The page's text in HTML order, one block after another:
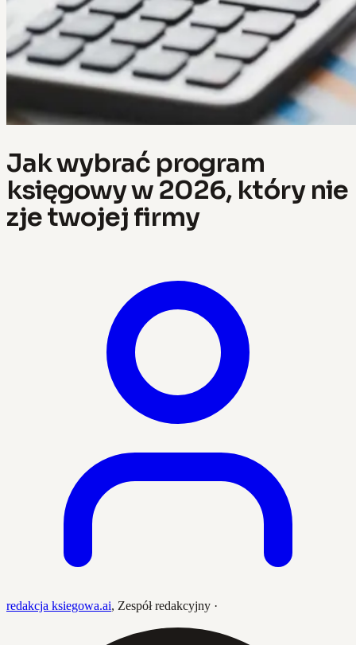
Jak wybrać program
księgowy w 2026, który nie
zje twojej firmy
redakcja ksiegowa.ai, Zespół redakcyjny ·